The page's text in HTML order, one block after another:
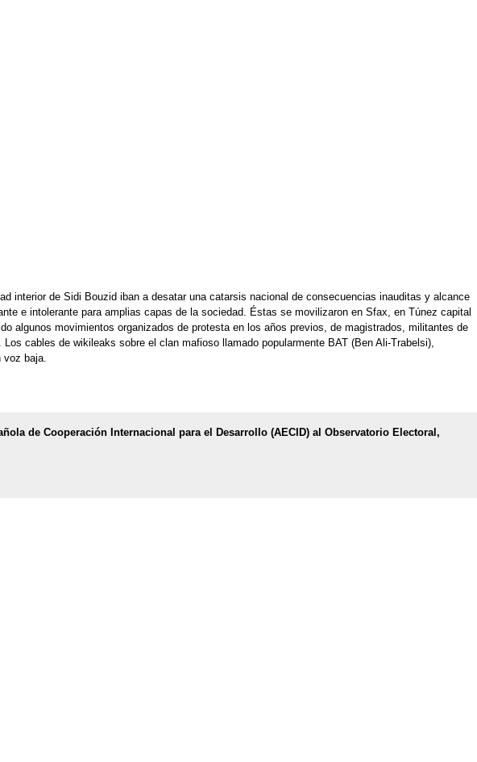
interior de Sidi Bouzid iban a desatar una catarsis nacional de consecuencias inauditas y alcance
e intolerante para amplias capas de la sociedad. Éstas se movilizaron en Sfax, en Túnez capital
algunos movimientos organizados de protesta en los años previos, de magistrados, militantes de
cables de wikileaks sobre el clan mafioso llamado popularmente BAT (Ben Ali-Trabelsi),
voz baja.
de Cooperación Internacional para el Desarrollo (AECID) al Observatorio Electoral,